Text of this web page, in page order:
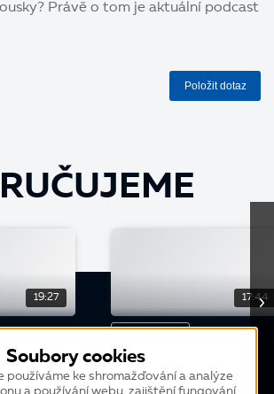
Právě o tom je aktuální podcast
Položit dotaz
19:27 17:44
Rozhovor s Martinem
Pavlišem (Mias)
Soubory cookies
používáme ke shromažďování a analýze
a používání webu, zajištění fungování